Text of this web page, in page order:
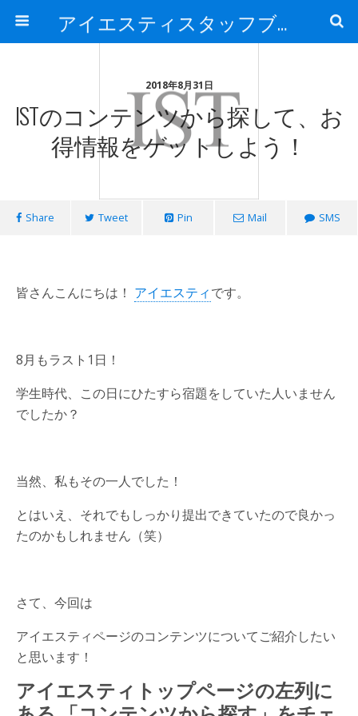
アイエスティスタッフブログ
2018年8月31日
ISTのコンテンツから探して、お
得情報をゲットしよう！
Share Tweet Pin Mail SMS
皆さんこんにちは！ アイエスティです。
8月もラスト1日！
学生時代、この日にひたすら宿題をしていた人いません
でしたか？
当然、私もその一人でした！
とはいえ、それでもしっかり提出できていたので良かっ
たのかもしれません（笑）
さて、今回は
アイエスティページのコンテンツについてご紹介したい
と思います！
アイエスティトップページの左列に